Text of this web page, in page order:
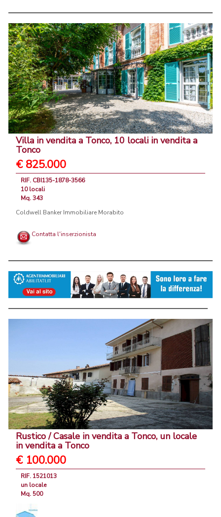
Villa in vendita a Tonco, 10 locali in vendita a
Tonco
€ 825.000
RIF. CBI135-1878-3566
10 locali
Mq. 343
Coldwell Banker Immobiliare Morabito
Contatta l'inserzionista
Rustico / Casale in vendita a Tonco, un locale
in vendita a Tonco
€ 100.000
RIF. 1521013
un locale
Mq. 500